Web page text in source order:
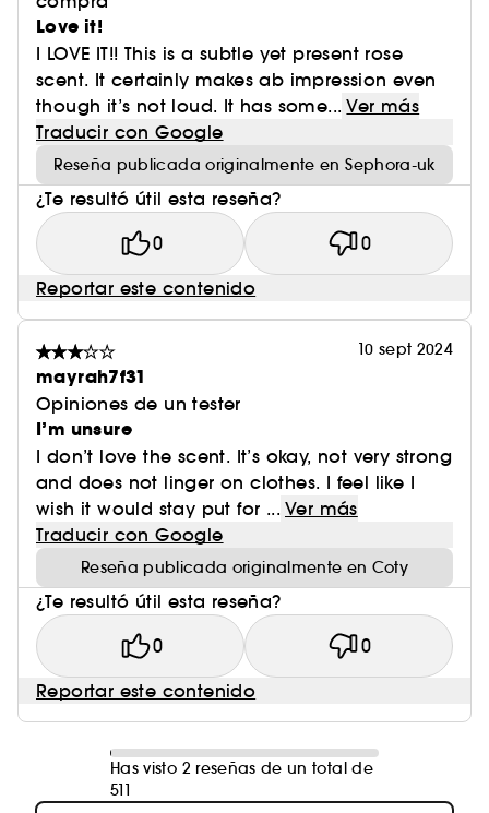
Love it!
I LOVE IT!! This is a subtle yet present rose
scent. It certainly makes ab impression even
though it’s not loud. It has some... Ver más
Traducir con Google
Reseña publicada originalmente en Sephora-uk
¿Te resultó útil esta reseña?
0 0
Reportar este contenido
10 sept 2024
mayrah7f31
Opiniones de un tester
I’m unsure
I don’t love the scent. It’s okay, not very strong
and does not linger on clothes. I feel like I
wish it would stay put for ... Ver más
Traducir con Google
Reseña publicada originalmente en Coty
¿Te resultó útil esta reseña?
0 0
Reportar este contenido
Has visto 2 reseñas de un total de
511